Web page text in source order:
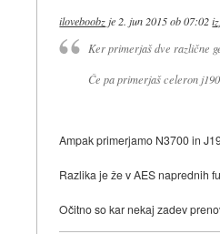
iloveboobz je 2. jun 2015 ob 07:02
Ker primerjaš dve različne
Če pa primerjaš celeron
Ampak primerjamo N3700 in
Razlika je že v AES naprednih
Očitno so kar nekaj zadev